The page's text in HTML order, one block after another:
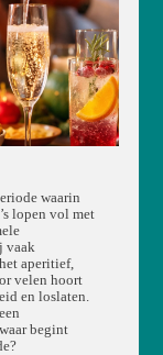
waarin
lopen vol met
vaak
aperitief,
velen hoort
en loslaten.
begint